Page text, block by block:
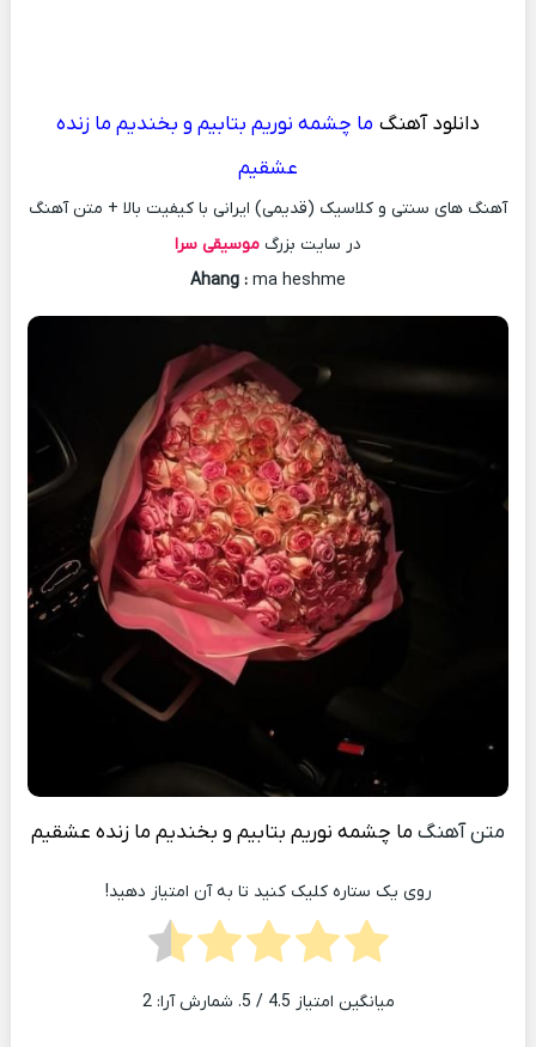
دانلود آهنگ ما چشمه نوریم بتابیم و بخندیم ما زنده
عشقیم
آهنگ های سنتی و کلاسیک (قدیمی) ایرانی با کیفیت بالا + متن آهنگ
در سایت بزرگ موسیقی سرا
Ahang : ma heshme
متن آهنگ ما چشمه نوریم بتابیم و بخندیم ما زنده عشقیم
روی یک ستاره کلیک کنید تا به آن امتیاز دهید!
میانگین امتیاز 4.5 / 5. شمارش آرا: 2